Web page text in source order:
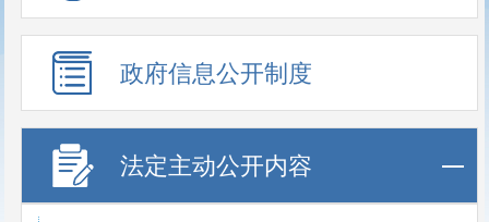
政府信息公开制度
法定主动公开内容